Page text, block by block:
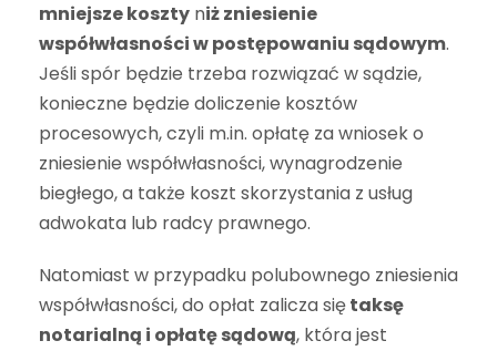
mniejsze koszty niż zniesienie
współwłasności w postępowaniu sądowym.
Jeśli spór będzie trzeba rozwiązać w sądzie,
konieczne będzie doliczenie kosztów
procesowych, czyli m.in. opłatę za wniosek o
zniesienie współwłasności, wynagrodzenie
biegłego, a także koszt skorzystania z usług
adwokata lub radcy prawnego.
Natomiast w przypadku polubownego zniesienia
współwłasności, do opłat zalicza siętaksę
notarialną i opłatę sądową, która jest